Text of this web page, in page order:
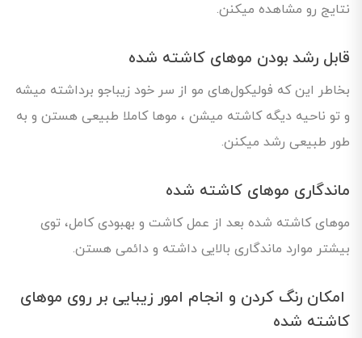
نتایج رو مشاهده میکنن.
قابل رشد بودن موهای کاشته شده
بخاطر این که فولیکول‌های مو از سر خود زیباجو برداشته میشه
و تو ناحیه دیگه کاشته میشن ، موها کاملا طبیعی هستن و به
طور طبیعی رشد میکنن.
ماندگاری موهای کاشته شده
موهای کاشته شده بعد از عمل کاشت و بهبودی کامل، توی
بیشتر موارد ماندگاری بالایی داشته و دائمی‌ هستن.
امکان رنگ کردن و انجام امور زیبایی بر روی موهای
کاشته شده